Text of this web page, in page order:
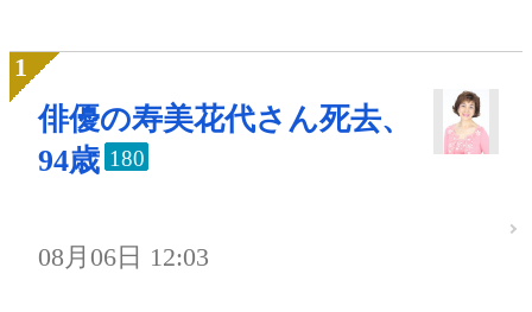
俳優の寿美花代さん死去、
94歳 180
08月06日 12:03